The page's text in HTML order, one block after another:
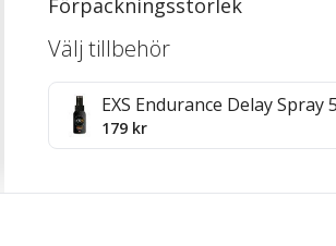
Förpackningsstorlek
Välj tillbehör
EXS Endurance Delay Spray
179 kr